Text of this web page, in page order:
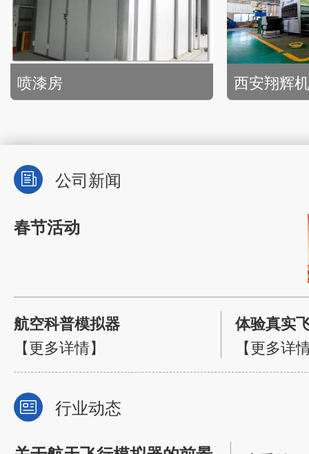
LA-08-H
公司新闻
春节活动
航空科普模拟器
【更多详情】
【更多详
行业动态